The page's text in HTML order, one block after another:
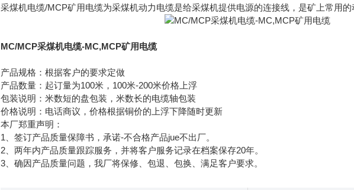
采煤机电缆/MCP矿用电缆为采煤机动力电缆是给采煤机提供电源的连接线，是矿上常用的
MC/MCP采煤机电缆-MC,MCP矿用电缆
产品规格：根据客户的要求定做
产品数量：起订量为100米，100米-200米价格上浮
包装说明：米数短的盘包装，米数长的电缆轴包装
价格说明：电话商议，价格根据铜价的上浮下降随时更新
本厂郑重声明：
1、签订产品质量保障书，承诺-不合格产品jue不出厂。
2、两年内产品质量跟踪服务，并将客户服务记录在档案保存20年。
3、确因产品质量问题，我厂将保修、包退、包换、满足客户要求。